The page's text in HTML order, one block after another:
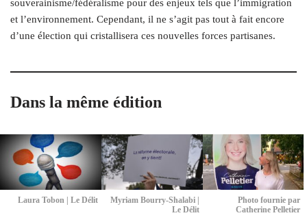
souverainisme/fédéralisme pour des enjeux tels que l’immigration
et l’environnement. Cependant, il ne s’agit pas tout à fait encore
d’une élection qui cristallisera ces nouvelles forces partisanes.
Dans la même édition
Laura Tobon | Le Délit
Myriam Bourry-Shalabi |
Le Délit
Photo fournie par
Catherine Pelletier